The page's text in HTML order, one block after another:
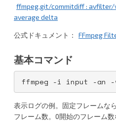
ffmpeg.git/commitdiff :
average delta
公式ドキュメント： FFmpeg
基本コマンド
ffmpeg -i input -
表示ログの例。固定フレームな
フレーム数。0開始のフレーム